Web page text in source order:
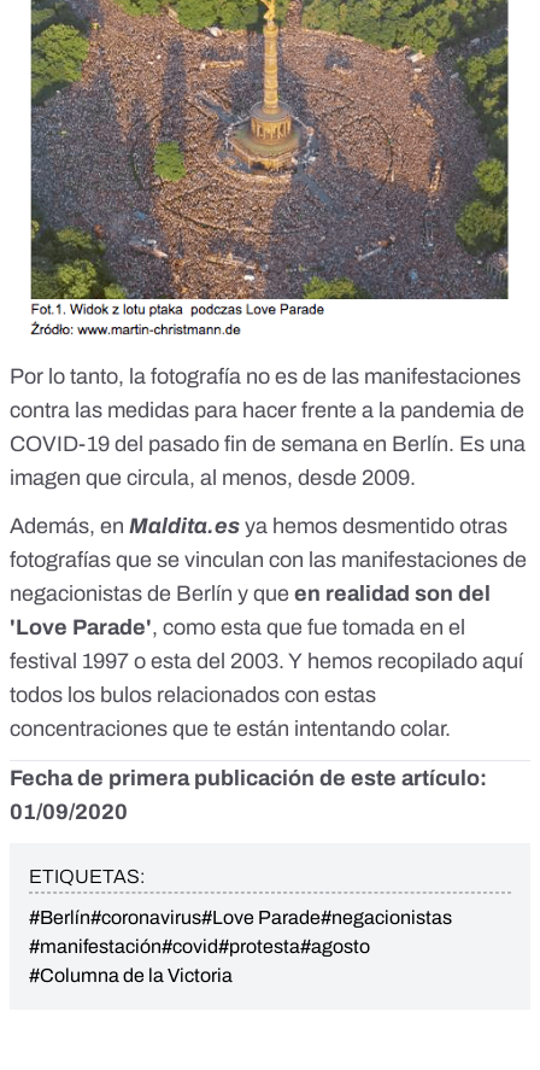
Por lo tanto, la fotografía no es de las manifestaciones
contra las medidas para hacer frente a la pandemia de
COVID-19 del pasado fin de semana en Berlín. Es una
imagen que circula, al menos, desde 2009.
Además, en Maldita.es ya hemos desmentido otras
fotografías que se vinculan con las manifestaciones de
negacionistas de Berlín y que en realidad son del
'Love Parade', como esta que fue tomada en el
festival 1997 o esta del 2003. Y hemos recopilado aquí
todos los bulos relacionados con estas
concentraciones que te están intentando colar.
Fecha de primera publicación de este artículo:
01/09/2020
ETIQUETAS:
#Berlín#coronavirus#Love Parade#negacionistas
#manifestación#covid#protesta#agosto
#Columna de la Victoria